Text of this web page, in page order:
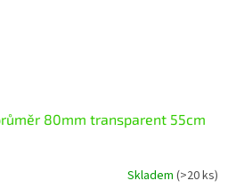
80mm transparent 55cm
Skladem (>20 ks)